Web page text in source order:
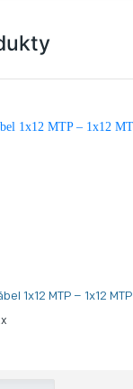
1x12 MTP – 1x12 MTP